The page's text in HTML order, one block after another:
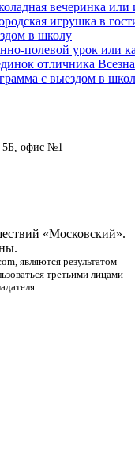
вечеринка или
игрушка в
в школу
полевой урок или
отличника
с выездом в
5Б, офис №1
«Московский».
являются результатом
третьими лицами